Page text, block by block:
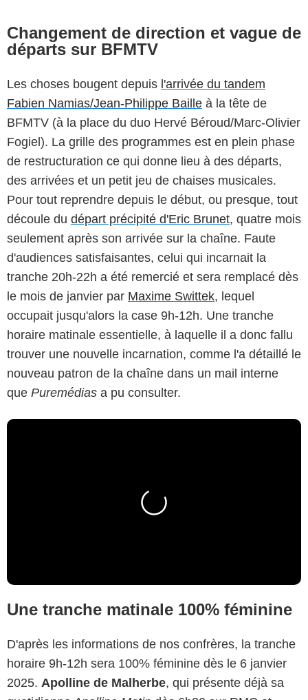
Changement de direction et vague de
départs sur BFMTV
Les choses bougent depuis l'arrivée du tandem
Fabien Namias/Jean-Philippe Baille à la tête de
BFMTV (à la place du duo Hervé Béroud/Marc-Olivier
Fogiel). La grille des programmes est en plein phase
de restructuration ce qui donne lieu à des départs,
des arrivées et un petit jeu de chaises musicales.
Pour tout reprendre depuis le début, ou presque, tout
découle du départ précipité d'Eric Brunet, quatre mois
seulement après son arrivée sur la chaîne. Faute
d'audiences satisfaisantes, celui qui incarnait la
tranche 20h-22h a été remercié et sera remplacé dès
le mois de janvier par Maxime Swittek, lequel
occupait jusqu'alors la case 9h-12h. Une tranche
horaire matinale essentielle, à laquelle il a donc fallu
trouver une nouvelle incarnation, comme l'a détaillé le
nouveau patron de la chaîne dans un mail interne
que Puremédias a pu consulter.
Une tranche matinale 100% féminine
D'après les informations de nos confrères, la tranche
horaire 9h-12h sera 100% féminine dès le 6 janvier
2025. Apolline de Malherbe, qui présente déjà sa